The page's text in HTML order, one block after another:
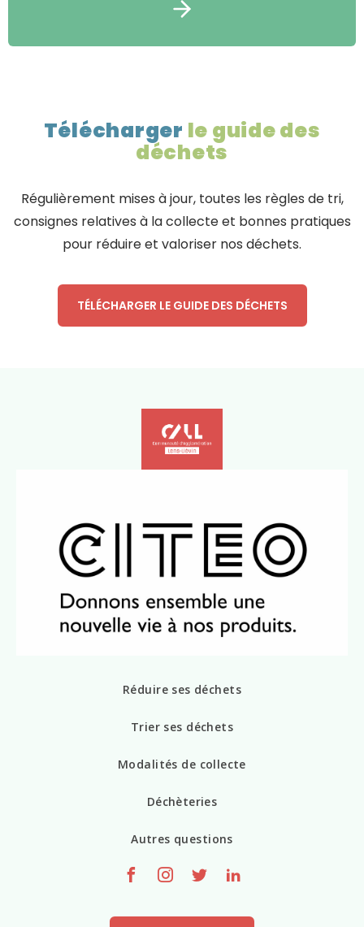
Télécharger le guide des
déchets
Régulièrement mises à jour, toutes les règles de tri,
consignes relatives à la collecte et bonnes pratiques
pour réduire et valoriser nos déchets.
TÉLÉCHARGER LE GUIDE DES DÉCHETS
Réduire ses déchets
Trier ses déchets
Modalités de collecte
Déchèteries
Autres questions